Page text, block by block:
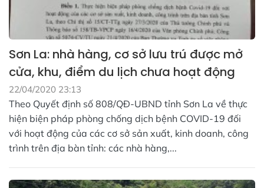
Sơn La: nhà hàng, cơ sở lưu trú được mở
cửa, khu, điểm du lịch chưa hoạt động
22/04/2020 23:13
Theo Quyết định số 808/QĐ-UBND tỉnh Sơn La về thực
hiện biện pháp phòng chống dịch bệnh COVID-19 đối
với hoạt động của các cơ sở sản xuất, kinh doanh, công
trình trên địa bàn tỉnh: các nhà hàng,...